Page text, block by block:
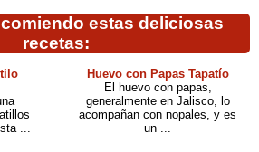
estas deliciosas
recetas:
...
Huevo con Papas Tapatío
El huevo con papas,
generalmente en Jalisco, lo
acompañan con nopales, y es
un ...